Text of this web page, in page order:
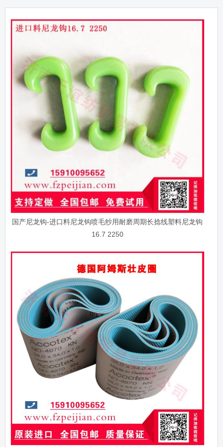
国产尼龙钩-进口料尼龙钩喷毛纱用耐磨周期长捻线塑料尼龙钩
16.7 2250